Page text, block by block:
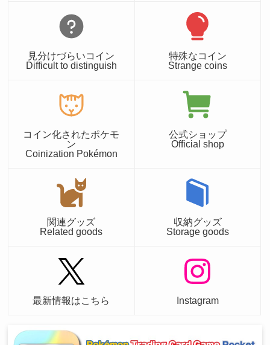
見分けづらいコイン
Difficult to distinguish
特殊なコイン
Strange coins
コイン化されたポケモ
ン
Coinization Pokémon
公式ショップ
Official shop
関連グッズ
Related goods
収納グッズ
Storage goods
最新情報はこちら Instagram